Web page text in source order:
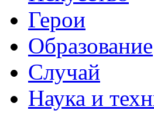
Герои
Образование
Случай
Наука и